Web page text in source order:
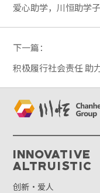
爱心助学，川恒助学
下一篇：
积极履行社会责任 助
Innovative
Altruistic
创新·爱人